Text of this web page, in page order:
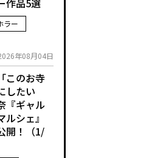
作品5選
ラー
年08月04日
このお寺
したい
『ギャル
シェ』
開！（1/